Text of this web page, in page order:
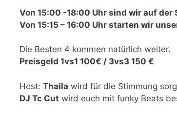
Von 15:00 -18:00 Uhr sind wir auf
Von 15:15 – 16:00 Uhr starten wir
Die Besten 4 kommen natürlich weiter.
Preisgeld 1vs1 100€ / 3vs3 150 €
Host: Thaila wird für die Stimmung
DJ Tc Cut wird euch mit funky Beats